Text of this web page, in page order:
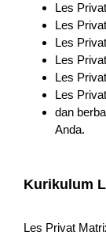
Les
Les
Les
Les
Les
Les
dan
Anda.
Kurikulum
Les Privat